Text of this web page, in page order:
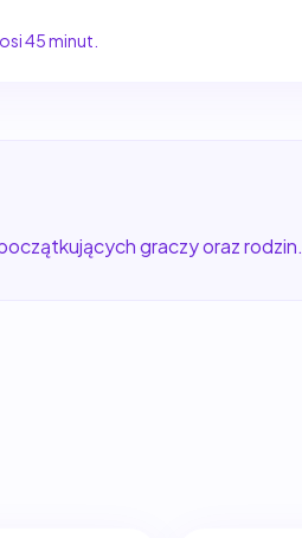
45 minut.
graczy oraz rodzin.